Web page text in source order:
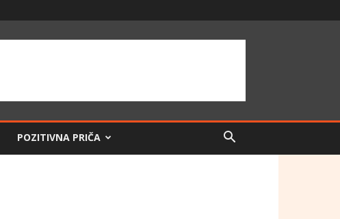
POZITIVNA PRIČA